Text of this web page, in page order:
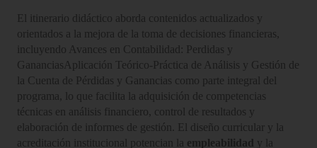
El itinerario didáctico aborda contenidos actualizados y
orientados a la mejora de la toma de decisiones financieras,
incluyendo Avances en Contabilidad: Perdidas y
GananciasAplicación Teórico-Práctica de Análisis y Gestión de
la Cuenta de Pérdidas y Ganancias como parte integral del
programa, lo que facilita la adquisición de competencias
técnicas en análisis financiero, control de resultados y
elaboración de informes de gestión. El diseño curricular y la
acreditación institucional potencian la empleabilidad y la